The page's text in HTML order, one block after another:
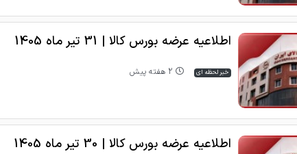
اطلاعیه عرضه بورس کالا | 31 تیر ماه 1405
خبر لحظه ای 2 هفته پیش
اطلاعیه عرضه بورس کالا | 30 تیر ماه 1405